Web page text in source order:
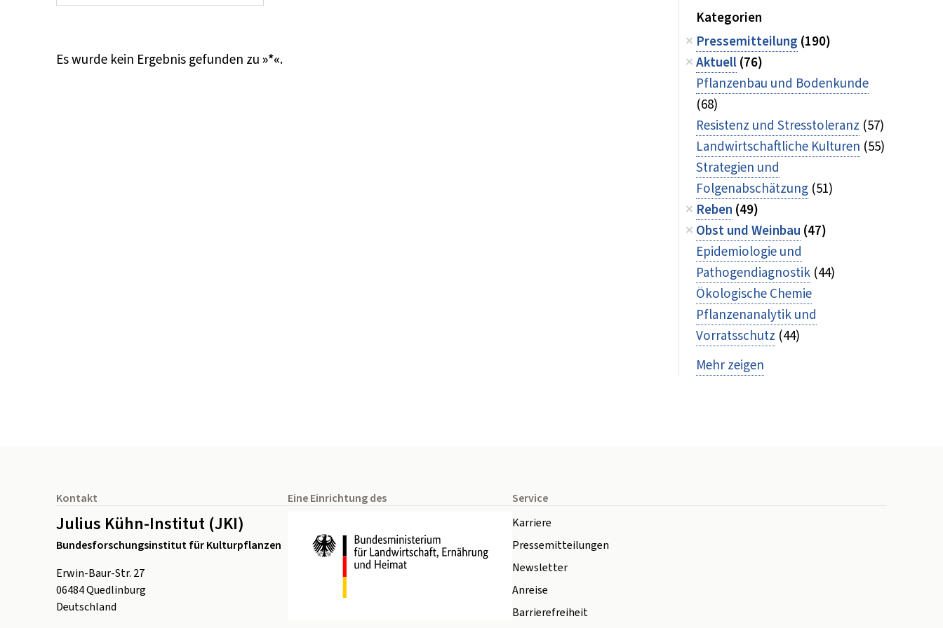
Es wurde kein Ergebnis gefunden zu»*«.
Kategorien
Pressemitteilung (190)
Aktuell(76)
Pflanzenbau und Bodenkunde
(68)
Resistenz und Stresstoleranz (57)
Landwirtschaftliche Kulturen (55)
Strategien und
Folgenabschätzung (51)
Reben (49)
Obst und Weinbau (47)
Epidemiologie und
Pathogendiagnostik (44)
Ökologische Chemie
Pflanzenanalytik und
Vorratsschutz (44)
Mehr zeigen
Kontakt
Julius Kühn-Institut (JKI)
Bundesforschungsinstitut für Kulturpflanzen
Erwin-Baur-Str. 27
06484Quedlinburg
Deutschland
Eine Einrichtung des
Service
Karriere
Pressemitteilungen
Newsletter
Anreise
Barrierefreiheit